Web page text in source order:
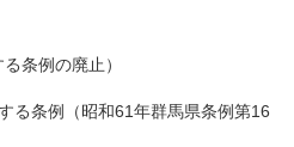
条例の廃止）
条例（昭和61年群馬県条例第16